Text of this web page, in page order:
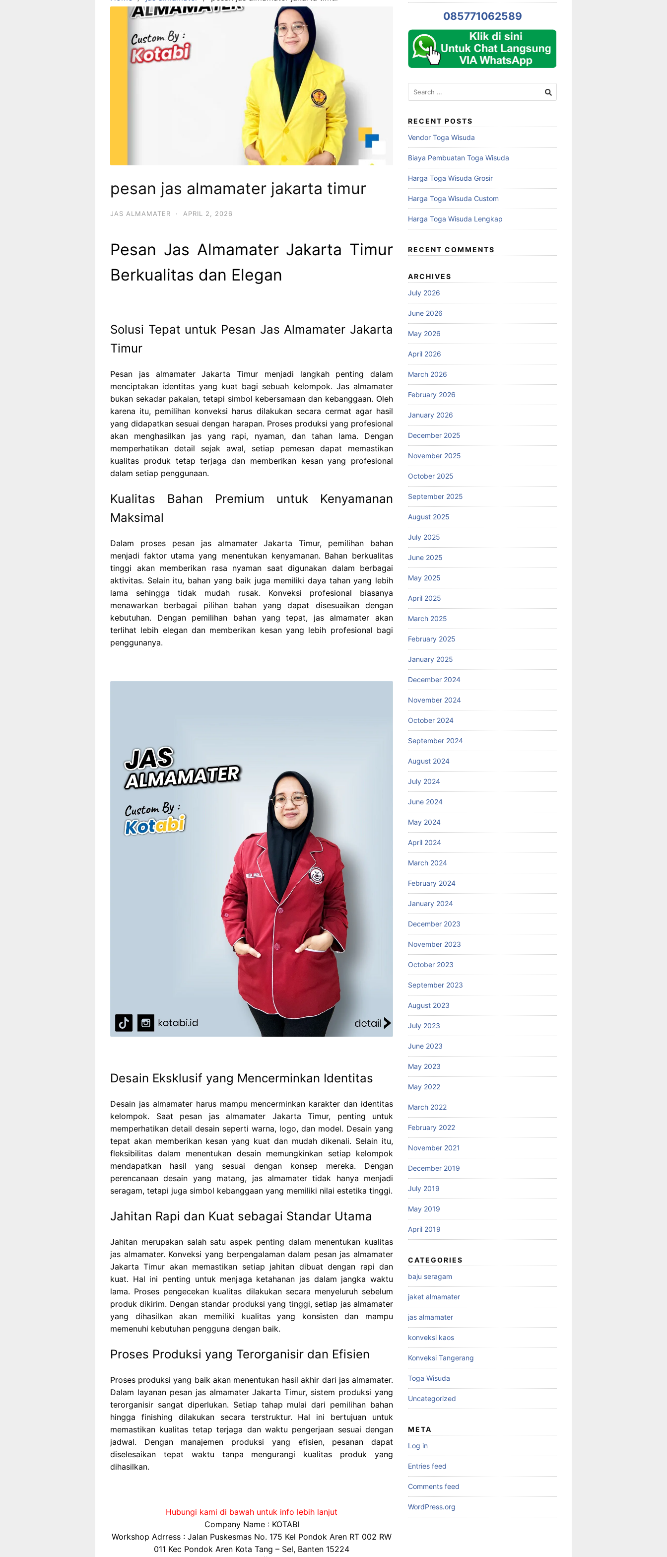
pesan jas almamater jakarta timur
JAS ALMAMATER · APRIL 2, 2026
Pesan Jas Almamater Jakarta Timur
Berkualitas dan Elegan
Solusi Tepat untuk Pesan Jas Almamater Jakarta
Timur
Pesan jas almamater Jakarta Timur menjadi langkah penting dalam
menciptakan identitas yang kuat bagi sebuah kelompok. Jas almamater
bukan sekadar pakaian, tetapi simbol kebersamaan dan kebanggaan. Oleh
karena itu, pemilihan konveksi harus dilakukan secara cermat agar hasil
yang didapatkan sesuai dengan harapan. Proses produksi yang profesional
akan menghasilkan jas yang rapi, nyaman, dan tahan lama. Dengan
memperhatikan detail sejak awal, setiap pemesan dapat memastikan
kualitas produk tetap terjaga dan memberikan kesan yang profesional
dalam setiap penggunaan.
Kualitas Bahan Premium untuk Kenyamanan
Maksimal
Dalam proses pesan jas almamater Jakarta Timur, pemilihan bahan
menjadi faktor utama yang menentukan kenyamanan. Bahan berkualitas
tinggi akan memberikan rasa nyaman saat digunakan dalam berbagai
aktivitas. Selain itu, bahan yang baik juga memiliki daya tahan yang lebih
lama sehingga tidak mudah rusak. Konveksi profesional biasanya
menawarkan berbagai pilihan bahan yang dapat disesuaikan dengan
kebutuhan. Dengan pemilihan bahan yang tepat, jas almamater akan
terlihat lebih elegan dan memberikan kesan yang lebih profesional bagi
penggunanya.
Desain Eksklusif yang Mencerminkan Identitas
Desain jas almamater harus mampu mencerminkan karakter dan identitas
kelompok. Saat pesan jas almamater Jakarta Timur, penting untuk
memperhatikan detail desain seperti warna, logo, dan model. Desain yang
tepat akan memberikan kesan yang kuat dan mudah dikenali. Selain itu,
fleksibilitas dalam menentukan desain memungkinkan setiap kelompok
mendapatkan hasil yang sesuai dengan konsep mereka. Dengan
perencanaan desain yang matang, jas almamater tidak hanya menjadi
seragam, tetapi juga simbol kebanggaan yang memiliki nilai estetika tinggi.
Jahitan Rapi dan Kuat sebagai Standar Utama
Jahitan merupakan salah satu aspek penting dalam menentukan kualitas
jas almamater. Konveksi yang berpengalaman dalam pesan jas almamater
Jakarta Timur akan memastikan setiap jahitan dibuat dengan rapi dan
kuat. Hal ini penting untuk menjaga ketahanan jas dalam jangka waktu
lama. Proses pengecekan kualitas dilakukan secara menyeluruh sebelum
produk dikirim. Dengan standar produksi yang tinggi, setiap jas almamater
yang dihasilkan akan memiliki kualitas yang konsisten dan mampu
memenuhi kebutuhan pengguna dengan baik.
Proses Produksi yang Terorganisir dan Efisien
Proses produksi yang baik akan menentukan hasil akhir dari jas almamater.
Dalam layanan pesan jas almamater Jakarta Timur, sistem produksi yang
terorganisir sangat diperlukan. Setiap tahap mulai dari pemilihan bahan
hingga finishing dilakukan secara terstruktur. Hal ini bertujuan untuk
memastikan kualitas tetap terjaga dan waktu pengerjaan sesuai dengan
jadwal. Dengan manajemen produksi yang efisien, pesanan dapat
diselesaikan tepat waktu tanpa mengurangi kualitas produk yang
dihasilkan.
Hubungi kami di bawah untuk info lebih lanjut
Company Name : KOTABI
Workshop Adrress : Jalan Puskesmas No. 175 Kel Pondok Aren RT 002 RW
011 Kec Pondok Aren Kota Tang – Sel, Banten 15224
085771062589
Search
for:
RECENT POSTS
Vendor Toga Wisuda
Biaya Pembuatan Toga Wisuda
Harga Toga Wisuda Grosir
Harga Toga Wisuda Custom
Harga Toga Wisuda Lengkap
RECENT COMMENTS
ARCHIVES
July 2026
June 2026
May 2026
April 2026
March 2026
February 2026
January 2026
December 2025
November 2025
October 2025
September 2025
August 2025
July 2025
June 2025
May 2025
April 2025
March 2025
February 2025
January 2025
December 2024
November 2024
October 2024
September 2024
August 2024
July 2024
June 2024
May 2024
April 2024
March 2024
February 2024
January 2024
December 2023
November 2023
October 2023
September 2023
August 2023
July 2023
June 2023
May 2023
May 2022
March 2022
February 2022
November 2021
December 2019
July 2019
May 2019
April 2019
CATEGORIES
baju seragam
jaket almamater
jas almamater
konveksi kaos
Konveksi Tangerang
Toga Wisuda
Uncategorized
META
Log in
Entries feed
Comments feed
WordPress.org